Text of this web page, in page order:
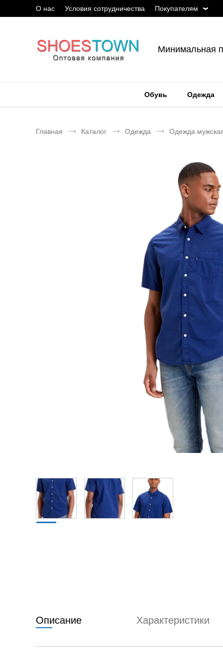
О нас Условия сотрудничества Покупателям
Минимальная
Обувь Одежда
Главная Каталог Одежда Одежда
Описание Характеристики